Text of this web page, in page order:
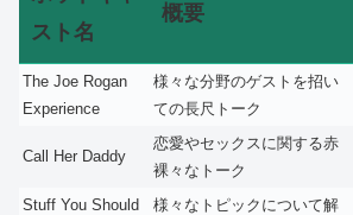
スト名
概要
The Joe Rogan
Experience
様々な分野のゲストを招い
ての長尺トーク
Call Her Daddy
恋愛やセックスに関する赤
裸々なトーク
Stuff You Should
様々なトピックについて解